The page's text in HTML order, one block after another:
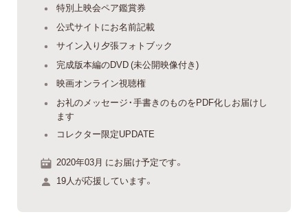
特別上映会ペア鑑賞券
公式サイトにお名前記載
サイン入り夕張フォトブック
完成版本編のDVD (未公開映像付き)
映画オンライン視聴権
お礼のメッセージ・手書きのものをPDF化しお届けし
ます
コレクター限定UPDATE
2020年03月 にお届け予定です。
19人が応援しています。